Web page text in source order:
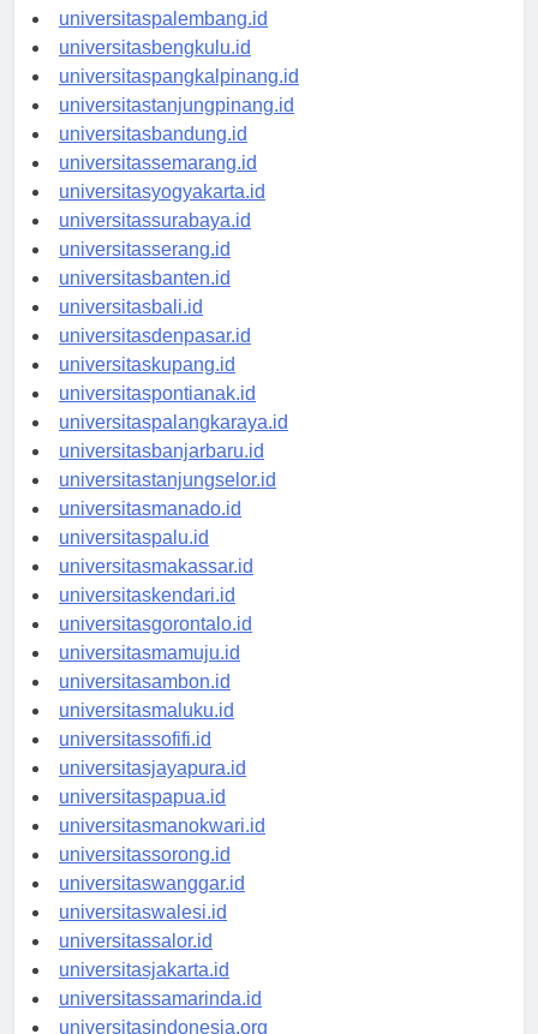
universitasjambi.id
universitaspalembang.id
universitasbengkulu.id
universitaspangkalpinang.id
universitastanjungpinang.id
universitasbandung.id
universitassemarang.id
universitasyogyakarta.id
universitassurabaya.id
universitasserang.id
universitasbanten.id
universitasbali.id
universitasdenpasar.id
universitaskupang.id
universitaspontianak.id
universitaspalangkaraya.id
universitasbanjarbaru.id
universitastanjungselor.id
universitasmanado.id
universitaspalu.id
universitasmakassar.id
universitaskendari.id
universitasgorontalo.id
universitasmamuju.id
universitasambon.id
universitasmaluku.id
universitassofifi.id
universitasjayapura.id
universitaspapua.id
universitasmanokwari.id
universitassorong.id
universitaswanggar.id
universitaswalesi.id
universitassalor.id
universitasjakarta.id
universitassamarinda.id